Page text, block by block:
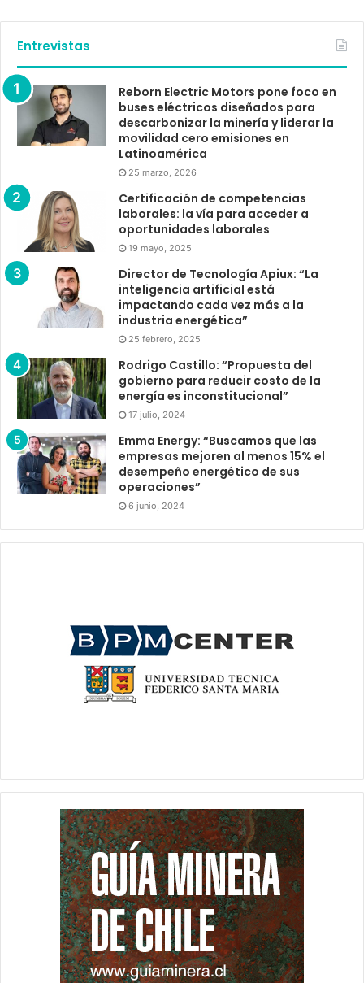
Entrevistas
Reborn Electric Motors pone foco en
buses eléctricos diseñados para
descarbonizar la minería y liderar la
movilidad cero emisiones en
Latinoamérica
25 marzo, 2026
Certificación de competencias
laborales: la vía para acceder a
oportunidades laborales
19 mayo, 2025
Director de Tecnología Apiux: “La
inteligencia artificial está
impactando cada vez más a la
industria energética”
25 febrero, 2025
Rodrigo Castillo: “Propuesta del
gobierno para reducir costo de la
energía es inconstitucional”
17 julio, 2024
Emma Energy: “Buscamos que las
empresas mejoren al menos 15% el
desempeño energético de sus
operaciones”
6 junio, 2024